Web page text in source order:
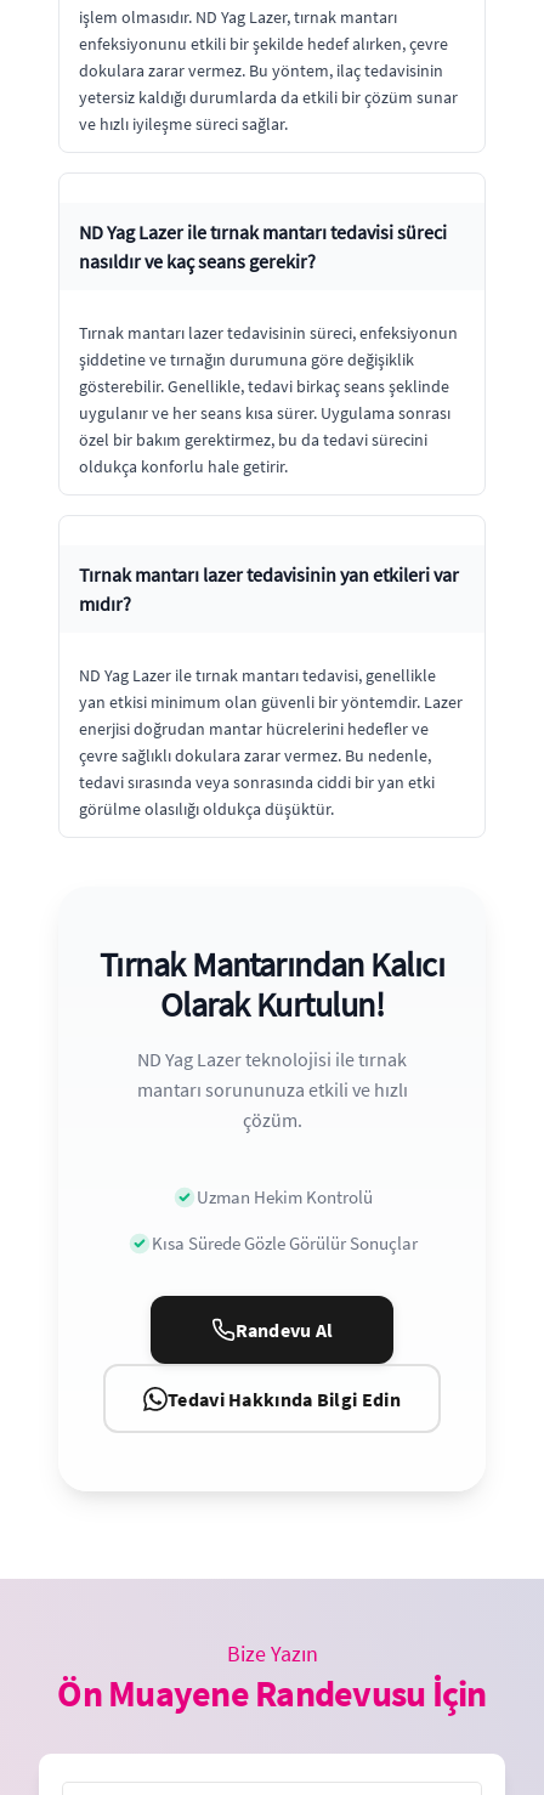
işlem olmasıdır. ND Yag Lazer, tırnak mantarı
enfeksiyonunu etkili bir şekilde hedef alırken, çevre
dokulara zarar vermez. Bu yöntem, ilaç tedavisinin
yetersiz kaldığı durumlarda da etkili bir çözüm sunar
ve hızlı iyileşme süreci sağlar.
ND Yag Lazer ile tırnak mantarı tedavisi süreci
nasıldır ve kaç seans gerekir?
Tırnak mantarı lazer tedavisinin süreci, enfeksiyonun
şiddetine ve tırnağın durumuna göre değişiklik
gösterebilir. Genellikle, tedavi birkaç seans şeklinde
uygulanır ve her seans kısa sürer. Uygulama sonrası
özel bir bakım gerektirmez, bu da tedavi sürecini
oldukça konforlu hale getirir.
Tırnak mantarı lazer tedavisinin yan etkileri var
mıdır?
ND Yag Lazer ile tırnak mantarı tedavisi, genellikle
yan etkisi minimum olan güvenli bir yöntemdir. Lazer
enerjisi doğrudan mantar hücrelerini hedefler ve
çevre sağlıklı dokulara zarar vermez. Bu nedenle,
tedavi sırasında veya sonrasında ciddi bir yan etki
görülme olasılığı oldukça düşüktür.
Tırnak Mantarından Kalıcı
Olarak Kurtulun!
ND Yag Lazer teknolojisi ile tırnak
mantarı sorununuza etkili ve hızlı
çözüm.
Uzman Hekim Kontrolü
Kısa Sürede Gözle Görülür Sonuçlar
Randevu Al
Tedavi Hakkında Bilgi Edin
Bize Yazın
Ön Muayene Randevusu İçin